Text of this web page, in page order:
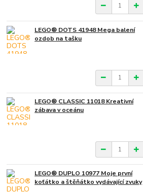
LEGO® DOTS 41948 Mega balení
ozdob na tašku
LEGO® CLASSIC 11018 Kreativní
zábava v oceánu
LEGO® DUPLO 10977 Moje první
koťátko a štěňátko vydávající zvuky